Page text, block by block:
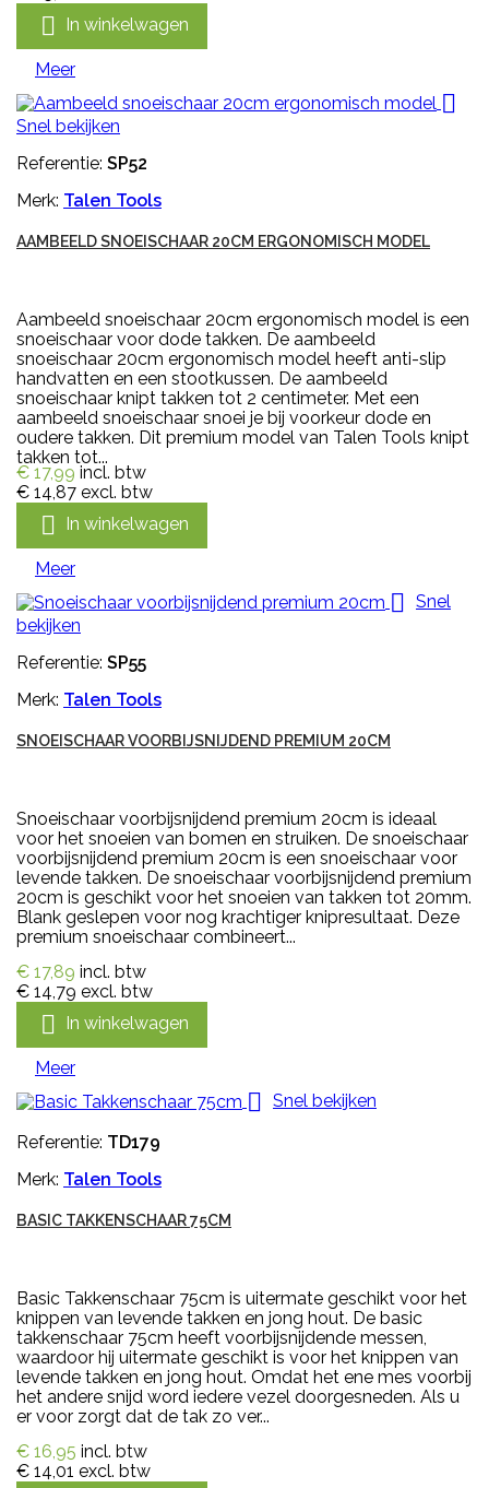
 In winkelwagen
Meer

Snel bekijken
Referentie: SP52
Merk: Talen Tools
AAMBEELD SNOEISCHAAR 20CM ERGONOMISCH MODEL
Aambeeld snoeischaar 20cm ergonomisch model is een
snoeischaar voor dode takken. De aambeeld
snoeischaar 20cm ergonomisch model heeft anti-slip
handvatten en een stootkussen. De aambeeld
snoeischaar knipt takken tot 2 centimeter. Met een
aambeeld snoeischaar snoei je bij voorkeur dode en
oudere takken. Dit premium model van Talen Tools knipt
takken tot...
€ 17,99 incl. btw
€ 14,87 excl. btw
 In winkelwagen
Meer
 Snel
bekijken
Referentie: SP55
Merk: Talen Tools
SNOEISCHAAR VOORBIJSNIJDEND PREMIUM 20CM
Snoeischaar voorbijsnijdend premium 20cm is ideaal
voor het snoeien van bomen en struiken. De snoeischaar
voorbijsnijdend premium 20cm is een snoeischaar voor
levende takken. De snoeischaar voorbijsnijdend premium
20cm is geschikt voor het snoeien van takken tot 20mm.
Blank geslepen voor nog krachtiger knipresultaat. Deze
premium snoeischaar combineert...
€ 17,89 incl. btw
€ 14,79 excl. btw
 In winkelwagen
Meer
 Snel bekijken
Referentie: TD179
Merk: Talen Tools
BASIC TAKKENSCHAAR 75CM
Basic Takkenschaar 75cm is uitermate geschikt voor het
knippen van levende takken en jong hout. De basic
takkenschaar 75cm heeft voorbijsnijdende messen,
waardoor hij uitermate geschikt is voor het knippen van
levende takken en jong hout. Omdat het ene mes voorbij
het andere snijd word iedere vezel doorgesneden. Als u
er voor zorgt dat de tak zo ver...
€ 16,95 incl. btw
€ 14,01 excl. btw